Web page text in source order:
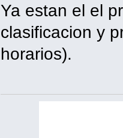
Ya estan el el
clasificacion y
horarios).